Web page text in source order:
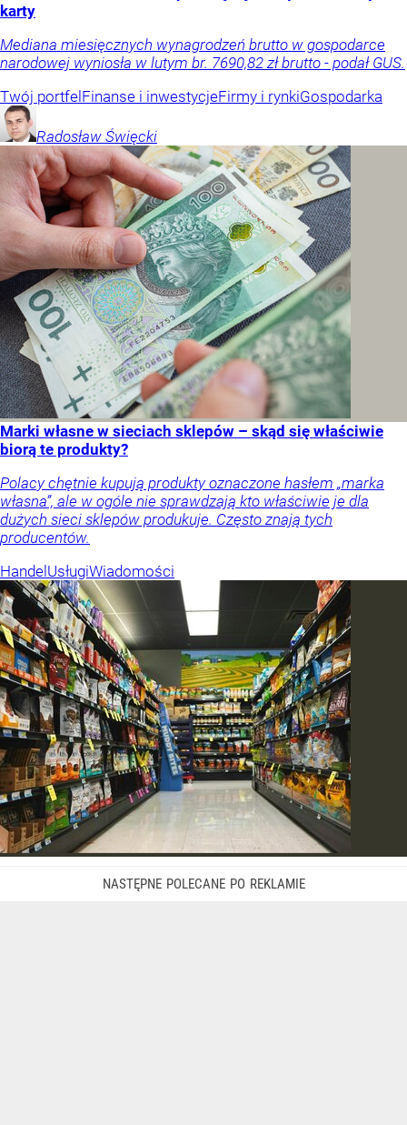
karty
Mediana miesięcznych wynagrodzeń brutto w gospodarce
narodowej wyniosła w lutym br. 7690,82 zł brutto - podał GUS.
Twój portfelFinanse i inwestycjeFirmy i rynkiGospodarka
Radosław Święcki
Marki własne w sieciach sklepów – skąd się właściwie
biorą te produkty?
Polacy chętnie kupują produkty oznaczone hasłem „marka
własna”, ale w ogóle nie sprawdzają kto właściwie je dla
dużych sieci sklepów produkuje. Często znają tych
producentów.
HandelUsługiWiadomości